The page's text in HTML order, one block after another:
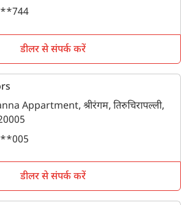
डीलर से संपर्क करें
Appartment, श्रीरंगम, तिरुचिरापल्ली,
डीलर से संपर्क करें